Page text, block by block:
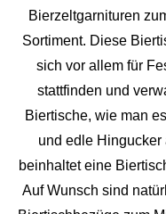
Bierzeltgarnituren
Sortiment. Diese
sich vor allem für
stattfinden und
Biertische, wie man
und edle Hingucker
beinhaltet eine
Auf Wunsch sind